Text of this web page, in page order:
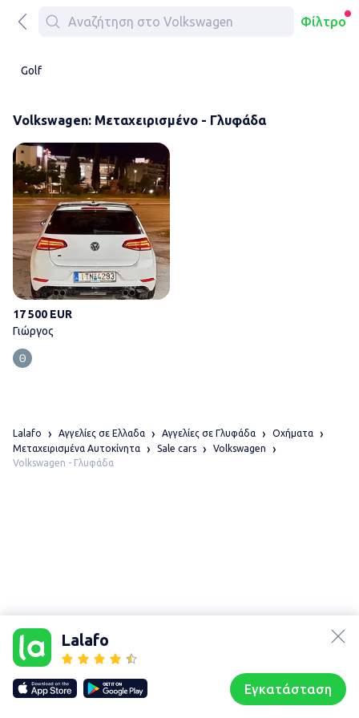
Φίλτρο
Golf
Volkswagen: Μεταχειρισμένο - Γλυφάδα
17 500 EUR
Γιώργος
Lalafo
Εγκατάσταση
Lalafo Αγγελίες σε Ελλαδα Αγγελίες σε Γλυφάδα
Οχήματα
Μεταχειρισμένα Αυτοκίνητα
Sale cars
Volkswagen
Volkswagen - Γλυφάδα
Our websites
lalafo.kg
lalafo.rs
lalafo.pl
Sitemap
τοποθεσίας
Συζητήσεις Προφίλ